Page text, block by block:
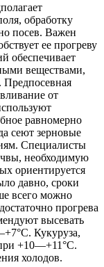
обработку
посев. Важен
ее прогреву
обеспечивает
веществами,
Предпосевная
от
равномерно
сеют зерновые
Специалисты
необходимую
ориентируется
давно, сроки
всего можно
прогрева
высевать
Кукуруза,
+10—+11°С.
холодов.